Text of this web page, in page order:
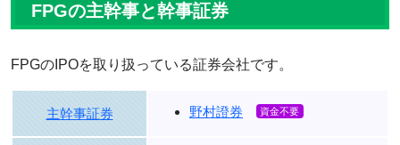
FPGの主幹事と幹事証券
FPGのIPOを取り扱っている証券会社です。
主幹事証券 野村證券